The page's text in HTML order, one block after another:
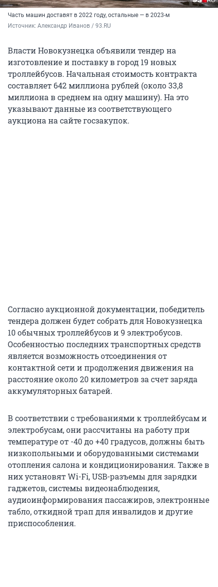
Часть машин доставят в 2022 году, остальные — в 2023-м
Источник: Александр Иванов / 93.RU
Власти Новокузнецка объявили тендер на
изготовление и поставку в город 19 новых
троллейбусов. Начальная стоимость контракта
составляет 642 миллиона рублей (около 33,8
миллиона в среднем на одну машину). На это
указывают данные из соответствующего
аукциона на сайте госзакупок.
Согласно аукционной документации, победитель
тендера должен будет собрать для Новокузнецка
10 обычных троллейбусов и 9 электробусов.
Особенностью последних транспортных средств
является возможность отсоединения от
контактной сети и продолжения движения на
расстояние около 20 километров за счет заряда
аккумуляторных батарей.
В соответствии с требованиями к троллейбусам и
электробусам, они рассчитаны на работу при
температуре от -40 до +40 градусов, должны быть
низкопольными и оборудованными системами
отопления салона и кондиционирования. Также в
них установят Wi-Fi, USB-разъемы для зарядки
гаджетов, системы видеонаблюдения,
аудиоинформирования пассажиров, электронные
табло, откидной трап для инвалидов и другие
приспособления.